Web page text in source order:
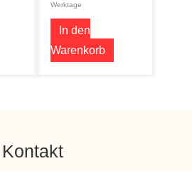
Werktage
In den
Warenkorb
Kontakt